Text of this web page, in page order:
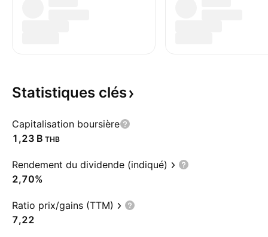
Statistiques clés
Capitalisation boursière
‪1,23 B‬ THB
Rendement du dividende (indiqué)
2,70%
Ratio prix/gains (TTM)
7,22